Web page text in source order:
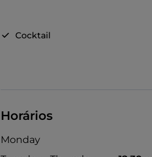
Cocktail
Horários
Monday